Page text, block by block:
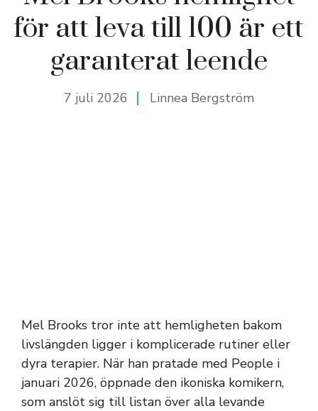
för att leva till 100 är ett
garanterat leende
7 juli 2026 Linnea Bergström
Mel Brooks tror inte att hemligheten bakom
livslängden ligger i komplicerade rutiner eller
dyra terapier. När han pratade med People i
januari 2026, öppnade den ikoniska komikern,
som anslöt sig till listan över alla levande